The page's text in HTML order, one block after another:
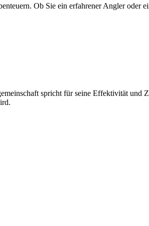
Ob Sie ein erfahrener Angler oder
spricht für seine Effektivität und